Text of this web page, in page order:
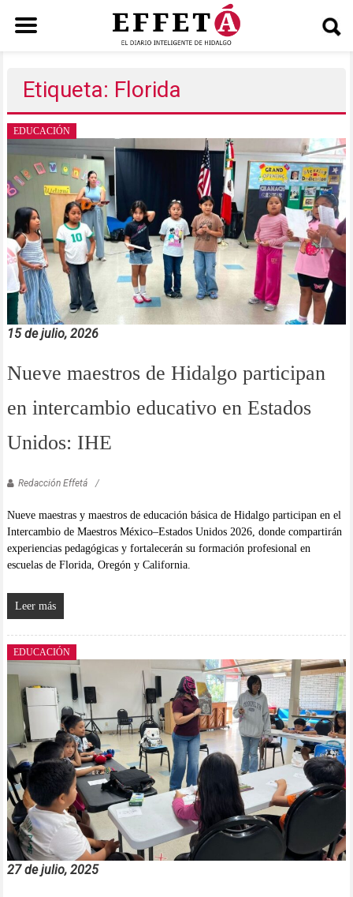
contenidoEtiqueta: Florida
EDUCACIÓN
15 de julio, 2026
Nueve maestros de Hidalgo participan
en intercambio educativo en Estados
Unidos: IHE
Redacción Effetá
Nueve maestras y maestros de educación básica de Hidalgo participan en el
Intercambio de Maestros México–Estados Unidos 2026, donde compartirán
experiencias pedagógicas y fortalecerán su formación profesional en
escuelas de Florida, Oregón y California.
Leer más
EDUCACIÓN
27 de julio, 2025